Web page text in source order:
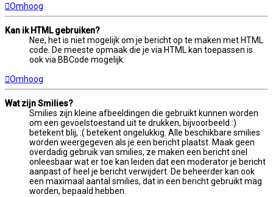
Omhoog
Kan ik HTML gebruiken?
Nee, het is niet mogelijk om je bericht op te maken met HTML
code. De meeste opmaak die je via HTML kan toepassen is
ook via BBCode mogelijk.
Omhoog
Wat zijn Smilies?
Smilies zijn kleine afbeeldingen die gebruikt kunnen worden
om een gevoelstoestand uit te drukken, bijvoorbeeld :)
betekent blij, :( betekent ongelukkig. Alle beschikbare smilies
worden weergegeven als je een bericht plaatst. Maak geen
overdadig gebruik van smilies, ze maken een bericht snel
onleesbaar wat er toe kan leiden dat een moderator je bericht
aanpast of heel je bericht verwijdert. De beheerder kan ook
een maximaal aantal smilies, dat in een bericht gebruikt mag
worden, bepaald hebben.